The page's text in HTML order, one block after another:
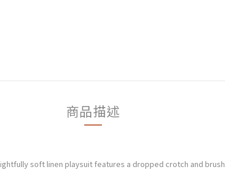
商品描述
soft linen playsuit features a dropped crotch and